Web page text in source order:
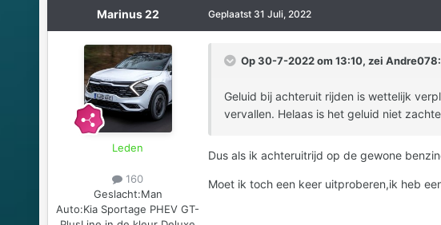
Marinus 22
Leden
160
Geslacht:Man
Auto:Kia Sportage PHEV GT-
Geplaatst 31 Juli, 2022
Op 30-7-2022 om 13:10, zei Andre078:
Geluid bij achteruit rijden is wettelijk
vervallen. Helaas is het geluid niet
Dus als ik achteruitrijd op de gewone
Moet ik toch een keer uitproberen,ik heb